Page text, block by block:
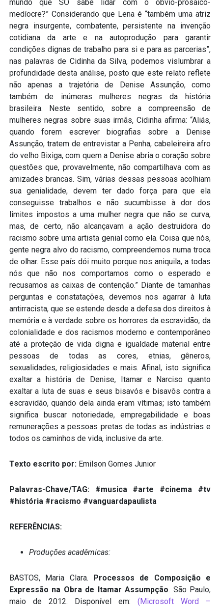
mundo que SÓ sabe lidar com o óbvio-prosaico-
medíocre?” Considerando que Lena é “também uma atriz
negra insurgente, combatente, persistente na invenção
cotidiana da arte e na autoprodução para garantir
condições dignas de trabalho para si e para as parcerias”,
nas palavras de Cidinha da Silva, podemos vislumbrar a
profundidade desta análise, posto que este relato reflete
não apenas a trajetória de Denise Assunção, como
também de inúmeras mulheres negras da história
brasileira. Neste sentido, sobre a compreensão de
mulheres negras sobre suas irmãs, Cidinha afirma: “Aliás,
quando forem escrever biografias sobre a Denise
Assunção, tratem de entrevistar a Penha, cabeleireira afro
do velho Bixiga, com quem a Denise abria o coração sobre
questões que, provavelmente, não compartilhava com as
amizades brancas. Sim, várias dessas pessoas acolhiam
sua genialidade, devem ter dado força para que ela
conseguisse trabalhos e não sucumbisse à dor dos
limites impostos a uma mulher negra que não se curva,
mas, de certo, não alcançavam a ação destruidora do
racismo sobre uma artista genial como ela. Coisa que nós,
gente negra alvo do racismo, compreendemos numa troca
de olhar. Esse país dói muito porque nos aniquila, a todas
nós que não nos comportamos como o esperado e
recusamos as caixas de contenção.” Diante de tamanhas
perguntas e constatações, devemos nos agarrar à luta
antirracista, que se estende desde a defesa dos direitos à
memória e à verdade sobre os horrores da escravidão, da
colonialidade e dos racismos moderno e contemporâneo
até a proteção de vida digna e igualdade material entre
pessoas de todas as cores, etnias, gêneros,
sexualidades, religiosidades e mais. Afinal, isto significa
exaltar a história de Denise, Itamar e Narciso quanto
exaltar a luta de suas e seus bisavós e bisavôs contra a
escravidão, quando dela ainda eram vítimas; isto também
significa buscar notoriedade, empregabilidade e boas
remunerações a pessoas pretas de todas as indústrias e
todos os caminhos de vida, inclusive da arte.
Texto escrito por: Emilson Gomes Junior
Palavras-Chave/TAG: #musica #arte #cinema #tv
#história #racismo #vanguardapaulista
REFERÊNCIAS:
Produções acadêmicas:
BASTOS, Maria Clara.
Processos de Composição e
Expressão na Obra de Itamar Assumpção. São Paulo,
maio de 2012. Disponível em:(Microsoft Word –